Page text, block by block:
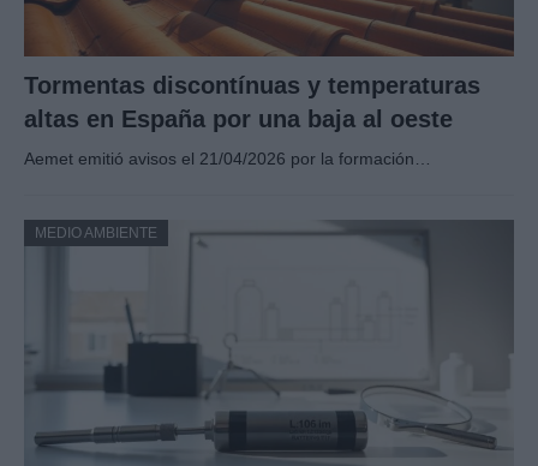
Tormentas discontínuas y temperaturas
altas en España por una baja al oeste
Aemet emitió avisos el 21/04/2026 por la formación…
MEDIO AMBIENTE